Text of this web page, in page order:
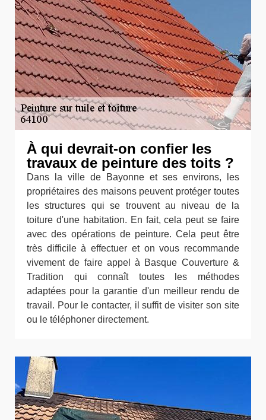
À qui devrait-on confier les
travaux de peinture des toits ?
Dans la ville de Bayonne et ses environs, les
propriétaires des maisons peuvent protéger toutes
les structures qui se trouvent au niveau de la
toiture d'une habitation. En fait, cela peut se faire
avec des opérations de peinture. Cela peut être
très difficile à effectuer et on vous recommande
vivement de faire appel à Basque Couverture &
Tradition qui connaît toutes les méthodes
adaptées pour la garantie d'un meilleur rendu de
travail. Pour le contacter, il suffit de visiter son site
ou le téléphoner directement.